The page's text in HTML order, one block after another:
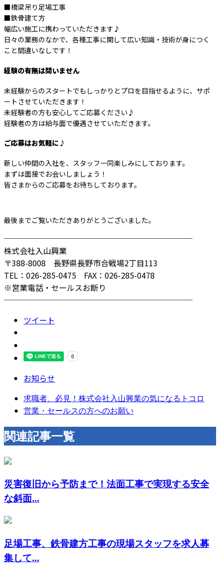
■橋梁吊り足場工事
■鉄骨建て方
幅広い施工に携わっていただきます♪
日々の業務のなかで、各種工事に関して広い知識・技術が身につく
こと間違いなしです！
経験の有無は問いません
未経験からのスタートでもしっかりとプロを目指せるように、サポ
ートさせていただきます！
未経験者の方も安心してご応募ください♪
経験者の方は給与面で優遇させていただきます。
ご応募はお気軽に♪
新しい仲間の入社を、スタッフ一同楽しみにしております。
まずは面接でお会いしましょう！
皆さまからのご応募をお待ちしております。
最後までご覧いただきありがとうございました。
────────────────────────
株式会社入山興業
〒388-8008 長野県長野市合戦場2丁目113
TEL：026-285-0475 FAX：026-285-0478
※営業電話・セールスお断り
────────────────────────
ツイート
お知らせ
求職者、必見！株式会社入山興業の気になるトコロ
営業・セールスの方へのお願い
関連記事一覧
災害復旧から予防まで！法面工事で実現する安全
な斜面...
足場工事、鉄骨建方工事の現場スタッフを求人募
集して...